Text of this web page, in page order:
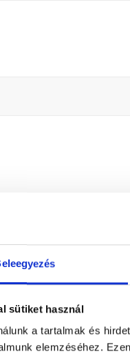
sütiket használ
a tartalmak és
elemzéséhez.
megrendelését,